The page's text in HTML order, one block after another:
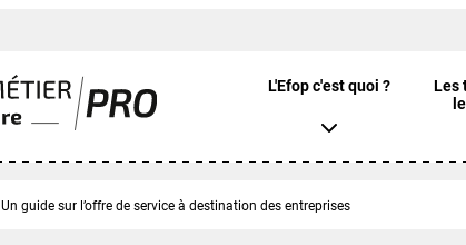
L'Efop c'est quoi ?
Les
Un guide sur l’offre de service à destination des entreprises